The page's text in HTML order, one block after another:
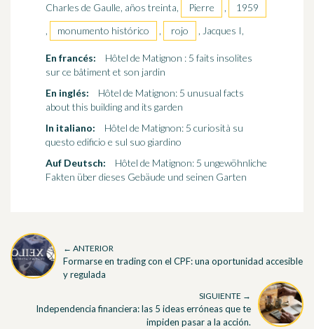
Charles de Gaulle, años treinta,
Pierre ,
1959
,
monumento histórico , rojo , Jacques I,
En francés:
Hôtel de Matignon : 5 faits insolites
sur ce bâtiment et son jardin
En inglés:
Hôtel de Matignon: 5 unusual facts
about this building and its garden
In italiano:
Hôtel de Matignon: 5 curiosità su
questo edificio e sul suo giardino
Auf Deutsch:
Hôtel de Matignon: 5 ungewöhnliche
Fakten über dieses Gebäude und seinen Garten
← ANTERIOR
Formarse en trading con el CPF: una oportunidad accesible
y regulada
SIGUIENTE →
Independencia financiera: las 5 ideas erróneas que te
impiden pasar a la acción.